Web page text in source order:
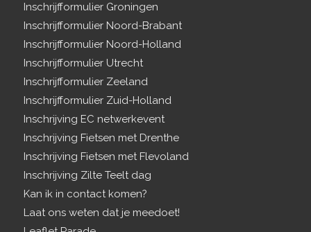
Inschrijfformulier Groningen
Inschrijfformulier Noord-Brabant
Inschrijfformulier Noord-Holland
Inschrijfformulier Utrecht
Inschrijfformulier Zeeland
Inschrijfformulier Zuid-Holland
Inschrijving EC netwerkevent
Inschrijving Fietsen met Drenthe
Inschrijving Fietsen met Flevoland
Inschrijving Zilte Teelt dag
Kan ik in contact komen?
Laat ons weten dat je meedoet!